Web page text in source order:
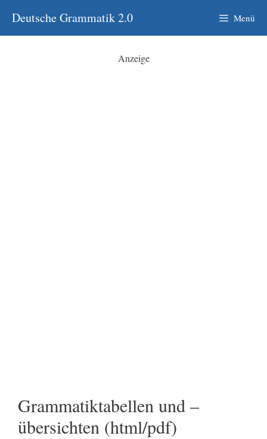
Inhalt
springen
Deutsche Grammatik 2.0 Menü
Anzeige
Grammatiktabellen und –
übersichten (html/pdf)